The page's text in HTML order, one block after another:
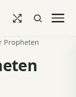
Propheten